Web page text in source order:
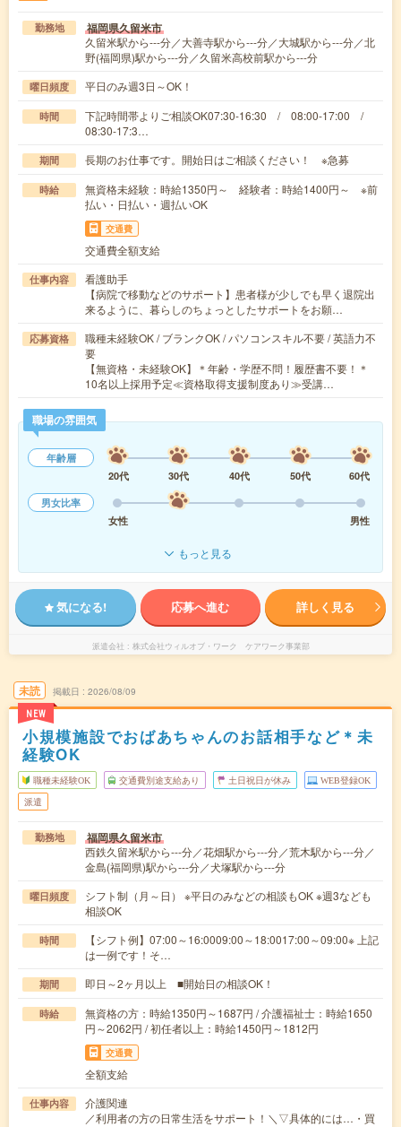
勤務地 福岡県久留米市
久留米駅から---分／大善寺駅から---分／大城駅から---分／北
野(福岡県)駅から---分／久留米高校前駅から---分
曜日頻度 平日のみ週3日～OK！
時間
下記時間帯よりご相談OK07:30-16:30 / 08:00-17:00 /
08:30-17:3…
期間 長期のお仕事です。開始日はご相談ください！ ※急募
時給
無資格未経験：時給1350円～ 経験者：時給1400円～ ※前
払い・日払い・週払いOK
交通費
交通費全額支給
仕事内容
看護助手
【病院で移動などのサポート】患者様が少しでも早く退院出
来るように、暮らしのちょっとしたサポートをお願…
応募資格
職種未経験OK / ブランクOK / パソコンスキル不要 / 英語力不
要
【無資格・未経験OK】＊年齢・学歴不問！履歴書不要！＊
10名以上採用予定≪資格取得支援制度あり≫受講…
職場の雰囲気
年齢層
20代
30代 40代 50代
60代
男女比率
女性
男性
もっと見る
気になる! 応募へ進む 詳しく見る
派遣会社 株式会社ウィルオブ・ワーク ケアワーク事業部
未読
NEW
掲載日 2026/08/09
小規模施設でおばあちゃんのお話相手など＊未
経験OK
職種未経験OK 交通費別途支給あり 土日祝日が休み WEB登録OK
派遣
勤務地 福岡県久留米市
西鉄久留米駅から---分／花畑駅から---分／荒木駅から---分／
金島(福岡県)駅から---分／犬塚駅から---分
曜日頻度
シフト制（月～日） ※平日のみなどの相談もOK ※週3なども
相談OK
時間
【シフト例】07:00～16:0009:00～18:0017:00～09:00※ 上記
は一例です！そ…
期間 即日～2ヶ月以上 ■開始日の相談OK！
時給
無資格の方：時給1350円～1687円 / 介護福祉士：時給1650
円～2062円 / 初任者以上：時給1450円～1812円
交通費
全額支給
仕事内容
介護関連
／利用者の方の日常生活をサポート！＼▽具体的には…・買